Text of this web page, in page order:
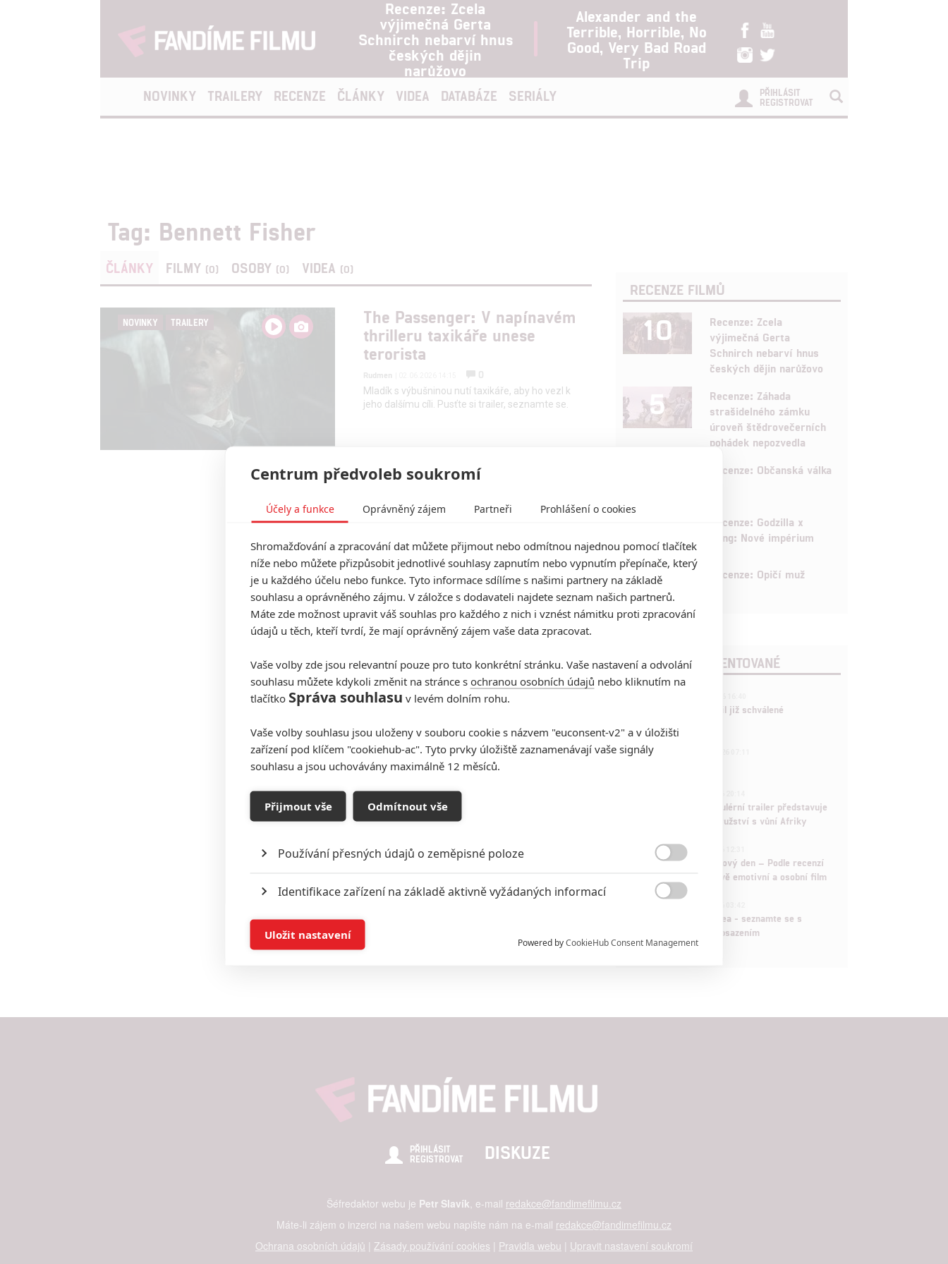
Recenze: Zcela
výjimečná Gerta
Schnirch nebarví hnus
českých dějin
narůžovo
Alexander and the
Terrible, Horrible, No
Good, Very Bad Road
Trip
NOVINKY TRAILERY RECENZE ČLÁNKY VIDEA DATABÁZE SERIÁLY
PŘIHLÁSIT
REGISTROVAT
Tag: Bennett Fisher
ČLÁNKY FILMY (0) OSOBY (0) VIDEA (0)
NOVINKY TRAILERY
The Passenger: V napínavém
thrilleru taxikáře unese
terorista
Rudmen
0
Mladík s výbušninou nutí taxikáře, aby ho vezl k
jeho dalšímu cíli. Pusťte si trailer, seznamte se.
RECENZE FILMŮ
10
Recenze: Zcela
výjimečná Gerta
Schnirch nebarví hnus
českých dějin narůžovo
5
Recenze: Záhada
strašidelného zámku
úroveň štědrovečerních
pohádek nepozvedla
Recenze: Občanská válka
Recenze: Godzilla x
Kong: Nové impérium
8 Recenze: Opičí muž
POSLEDNÍ KOMENTOVANÉ
Marvel nečekaně zrušil již schválené
433
Děti krve a kostí: Regulérní trailer představuje
akční fantasy dobrodružství s vůní Afriky
ČLÁNEK | 30.07.2026 12:31
Spider-Man: Zbrusu nový den – Podle recenzí
máme čekat překvapivě emotivní a osobní film
Velké preview: Odyssea - seznamte se s
maximálně nabitým obsazením
PŘIHLÁSIT
REGISTROVAT
DISKUZE
Šéfredaktor webu je Petr Slavík , e-mail redakce@fandimefilmu.cz
Máte-li zájem o inzerci na našem webu napište nám na e-mail redakce@fandimefilmu.cz
Ochrana osobních údajů | Zásady používání cookies | Pravidla webu | Upravit nastavení soukromí
Centrum předvoleb soukromí
Účely a funkce Oprávněný zájem Partneři Prohlášení o cookies
Shromažďování a zpracování dat můžete přijmout nebo odmítnou najednou pomocí tlačítek
níže nebo můžete přizpůsobit jednotlivé souhlasy zapnutím nebo vypnutím přepínače, který
je u každého účelu nebo funkce. Tyto informace sdílíme s našimi partnery na základě
souhlasu a oprávněného zájmu. V záložce s dodavateli najdete seznam našich partnerů.
Máte zde možnost upravit váš souhlas pro každého z nich i vznést námitku proti zpracování
údajů u těch, kteří tvrdí, že mají oprávněný zájem vaše data zpracovat.
Vaše volby zde jsou relevantní pouze pro tuto konkrétní stránku. Vaše nastavení a odvolání
souhlasu můžete kdykoli změnit na stránce s ochranou osobních údajů nebo kliknutím na
tlačítko Správa souhlasu v levém dolním rohu.
Vaše volby souhlasu jsou uloženy v souboru cookie s názvem "euconsent-v2" a v úložišti
zařízení pod klíčem "cookiehub-ac". Tyto prvky úložiště zaznamenávají vaše signály
souhlasu a jsou uchovávány maximálně 12 měsíců.
Přijmout vše Odmítnout vše
Používání přesných údajů o zeměpisné poloze
Identifikace zařízení na základě aktivně vyžádaných informací
Ukládání a/nebo přístup k informacím v zařízení

služeb

možnost: Zajištění bezpečnosti, předcházení a zjišťování podvodů a odstraňování chyb,
Poskytování a zobrazování reklamy a obsahu
Powered byCookieHub Consent Management
Uložit nastavení